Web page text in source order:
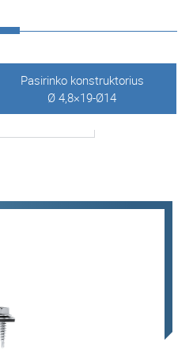
Pasirinko konstruktorius
Ø 4,8×19-Ø14